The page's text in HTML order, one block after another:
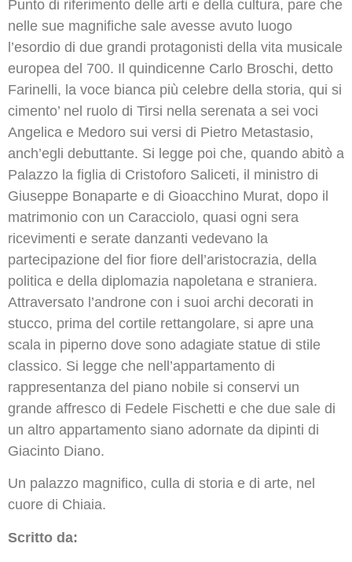
Punto di riferimento delle arti e della cultura, pare che
nelle sue magnifiche sale avesse avuto luogo
l’esordio di due grandi protagonisti della vita musicale
europea del 700. Il quindicenne Carlo Broschi, detto
Farinelli, la voce bianca più celebre della storia, qui si
cimento’ nel ruolo di Tirsi nella serenata a sei voci
Angelica e Medoro sui versi di Pietro Metastasio,
anch’egli debuttante. Si legge poi che, quando abitò a
Palazzo la figlia di Cristoforo Saliceti, il ministro di
Giuseppe Bonaparte e di Gioacchino Murat, dopo il
matrimonio con un Caracciolo, quasi ogni sera
ricevimenti e serate danzanti vedevano la
partecipazione del fior fiore dell’aristocrazia, della
politica e della diplomazia napoletana e straniera.
Attraversato l’androne con i suoi archi decorati in
stucco, prima del cortile rettangolare, si apre una
scala in piperno dove sono adagiate statue di stile
classico. Si legge che nell’appartamento di
rappresentanza del piano nobile si conservi un
grande affresco di Fedele Fischetti e che due sale di
un altro appartamento siano adornate da dipinti di
Giacinto Diano.
Un palazzo magnifico, culla di storia e di arte, nel
cuore di Chiaia.
Scritto da: